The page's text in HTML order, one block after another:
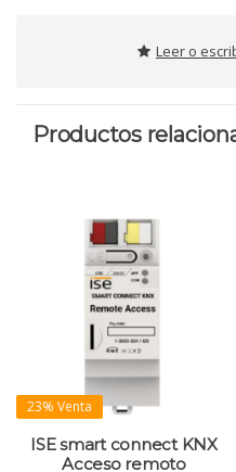
Leer o
Productos
23% Venta
ISE smart connect KNX
Acceso remoto